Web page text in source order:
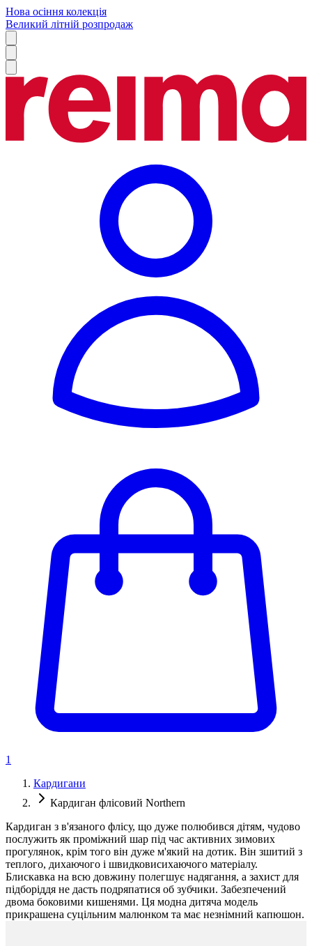
Нова осіння колекція
Великий літній розпродаж
1
Кардигани
Кардиган флісовий Northern
Кардиган з в'язаного флісу, що дуже полюбився дітям, чудово
послужить як проміжний шар під час активних зимових
прогулянок, крім того він дуже м'який на дотик. Він зшитий з
теплого, дихаючого і швидковисихаючого матеріалу.
Блискавка на всю довжину полегшує надягання, а захист для
підборіддя не дасть подряпатися об зубчики. Забезпечений
двома боковими кишенями. Ця модна дитяча модель
прикрашена суцільним малюнком та має незнімний капюшон.